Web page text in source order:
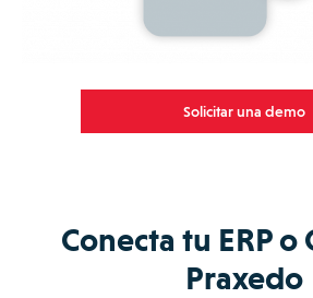
Solicitar una demo
Conecta tu ERP o
Praxedo